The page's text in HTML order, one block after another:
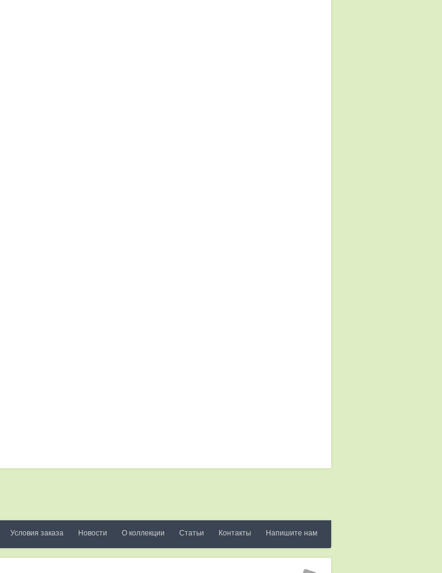
Условия заказа Новости О коллекции Статьи Контакты Напишите нам